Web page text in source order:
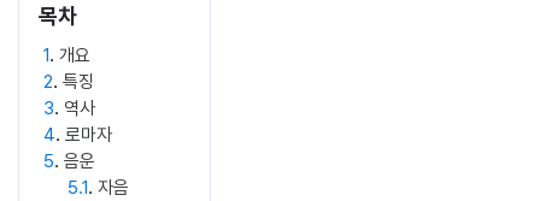
목차
1 개요
2 특징
3 역사
4 로마자
5 음운
5.1 자음